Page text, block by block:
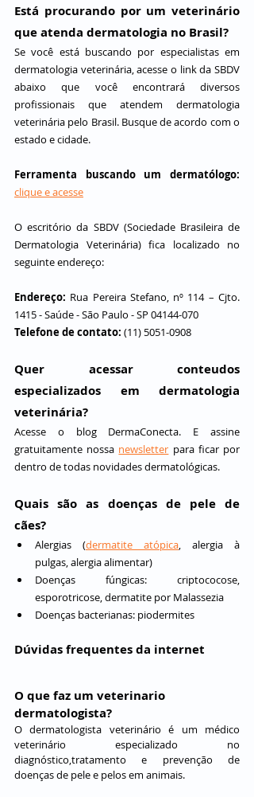
Está procurando por um veterinário
que atenda dermatologia no Brasil?
Se você está buscando por especialistas em
dermatologia veterinária, acesse o link da SBDV
abaixo que você encontrará diversos
profissionais que atendem dermatologia
veterinária pelo Brasil. Busque de acordo com o
estado e cidade.
Ferramenta buscando um dermatólogo:
clique e acesse
O escritório da SBDV (Sociedade Brasileira de
Dermatologia Veterinária) fica localizado no
seguinte endereço:
Endereço: Rua Pereira Stefano, nº 114 – Cjto.
1415 - Saúde - São Paulo - SP 04144-070
Telefone de contato: (11) 5051-0908
Quer acessar conteudos
especializados em dermatologia
veterinária?
Acesse o blog DermaConecta. E assine
gratuitamente nossa newsletter para ficar por
dentro de todas novidades dermatológicas.
Quais são as doenças de pele de
cães?
Alergias (dermatite atópica, alergia à
pulgas, alergia alimentar)
Doenças fúngicas: criptococose,
esporotricose, dermatite por Malassezia
Doenças bacterianas: piodermites
Dúvidas frequentes da internet
O que faz um veterinario
dermatologista?
O dermatologista veterinário é um médico
veterinário especializado no
diagnóstico,tratamento e prevenção de
doenças de pele e pelos em animais.